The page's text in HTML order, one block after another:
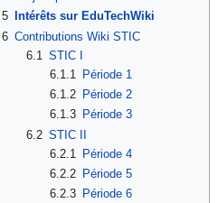
5
Intérêts sur EduTechWiki
6 Contributions Wiki STIC
6.1 STIC I
6.1.1
Période 1
6.1.2 Période 2
6.1.3 Période 3
6.2 STIC II
6.2.1
Période 4
6.2.2 Période 5
6.2.3 Période 6